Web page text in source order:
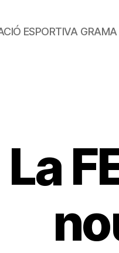
ESPORTIVA GRAMA
La